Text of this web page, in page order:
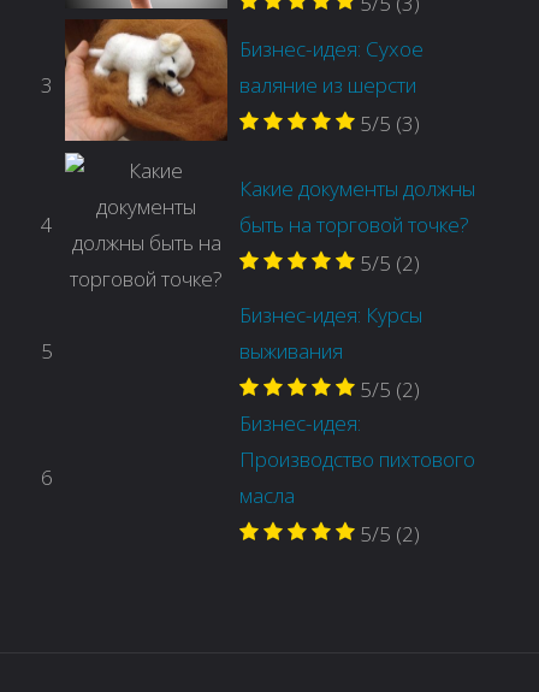
3
Бизнес-идея: Сухое
валяние из шерсти
5/5 (3)
4
Какие документы должны
быть на торговой точке?
5/5 (2)
5
Бизнес-идея: Курсы
выживания
5/5 (2)
6
Бизнес-идея:
Производство пихтового
масла
5/5 (2)